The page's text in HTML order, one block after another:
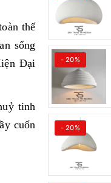
thế
sống
Đại
tinh
cuốn
- 20%
- 20%